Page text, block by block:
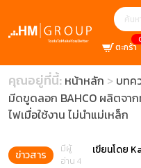
ตะกร้า
คุณอยู่ที่นี้: หน้าหลัก
บทค
มีดขูดลอก BAHCO ผลิตจาก
ไฟเมื่อใช้งาน ไม่นำแม่เหล็ก
ข่าวสาร
มีผู้
อ่าน 4
เขียนโดย